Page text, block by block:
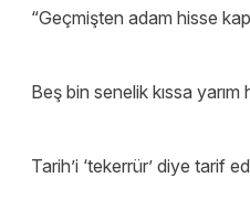
“Geçmişten adam hisse
Beş bin senelik kıssa yarım
Tarih’i ‘tekerrür’ diye tarif